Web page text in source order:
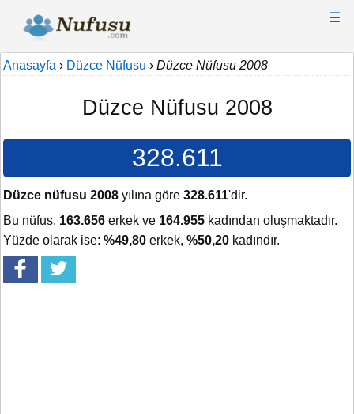
☰
Anasayfa › Düzce Nüfusu › Düzce Nüfusu 2008
Düzce Nüfusu 2008
328.611
Düzce nüfusu 2008 yılına göre 328.611'dir.
Bu nüfus, 163.656 erkek ve 164.955 kadından oluşmaktadır.
Yüzde olarak ise: %49,80 erkek, %50,20 kadındır.